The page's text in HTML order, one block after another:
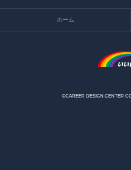
ホーム
©CAREER DESIGN CENTER